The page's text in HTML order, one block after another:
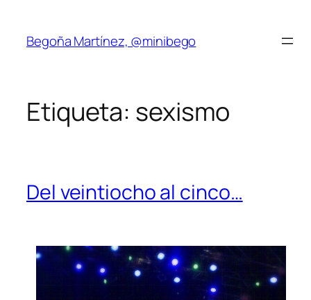
contenido
Begoña Martínez, @minibego
Etiqueta: sexismo
Del veintiocho al cinco…